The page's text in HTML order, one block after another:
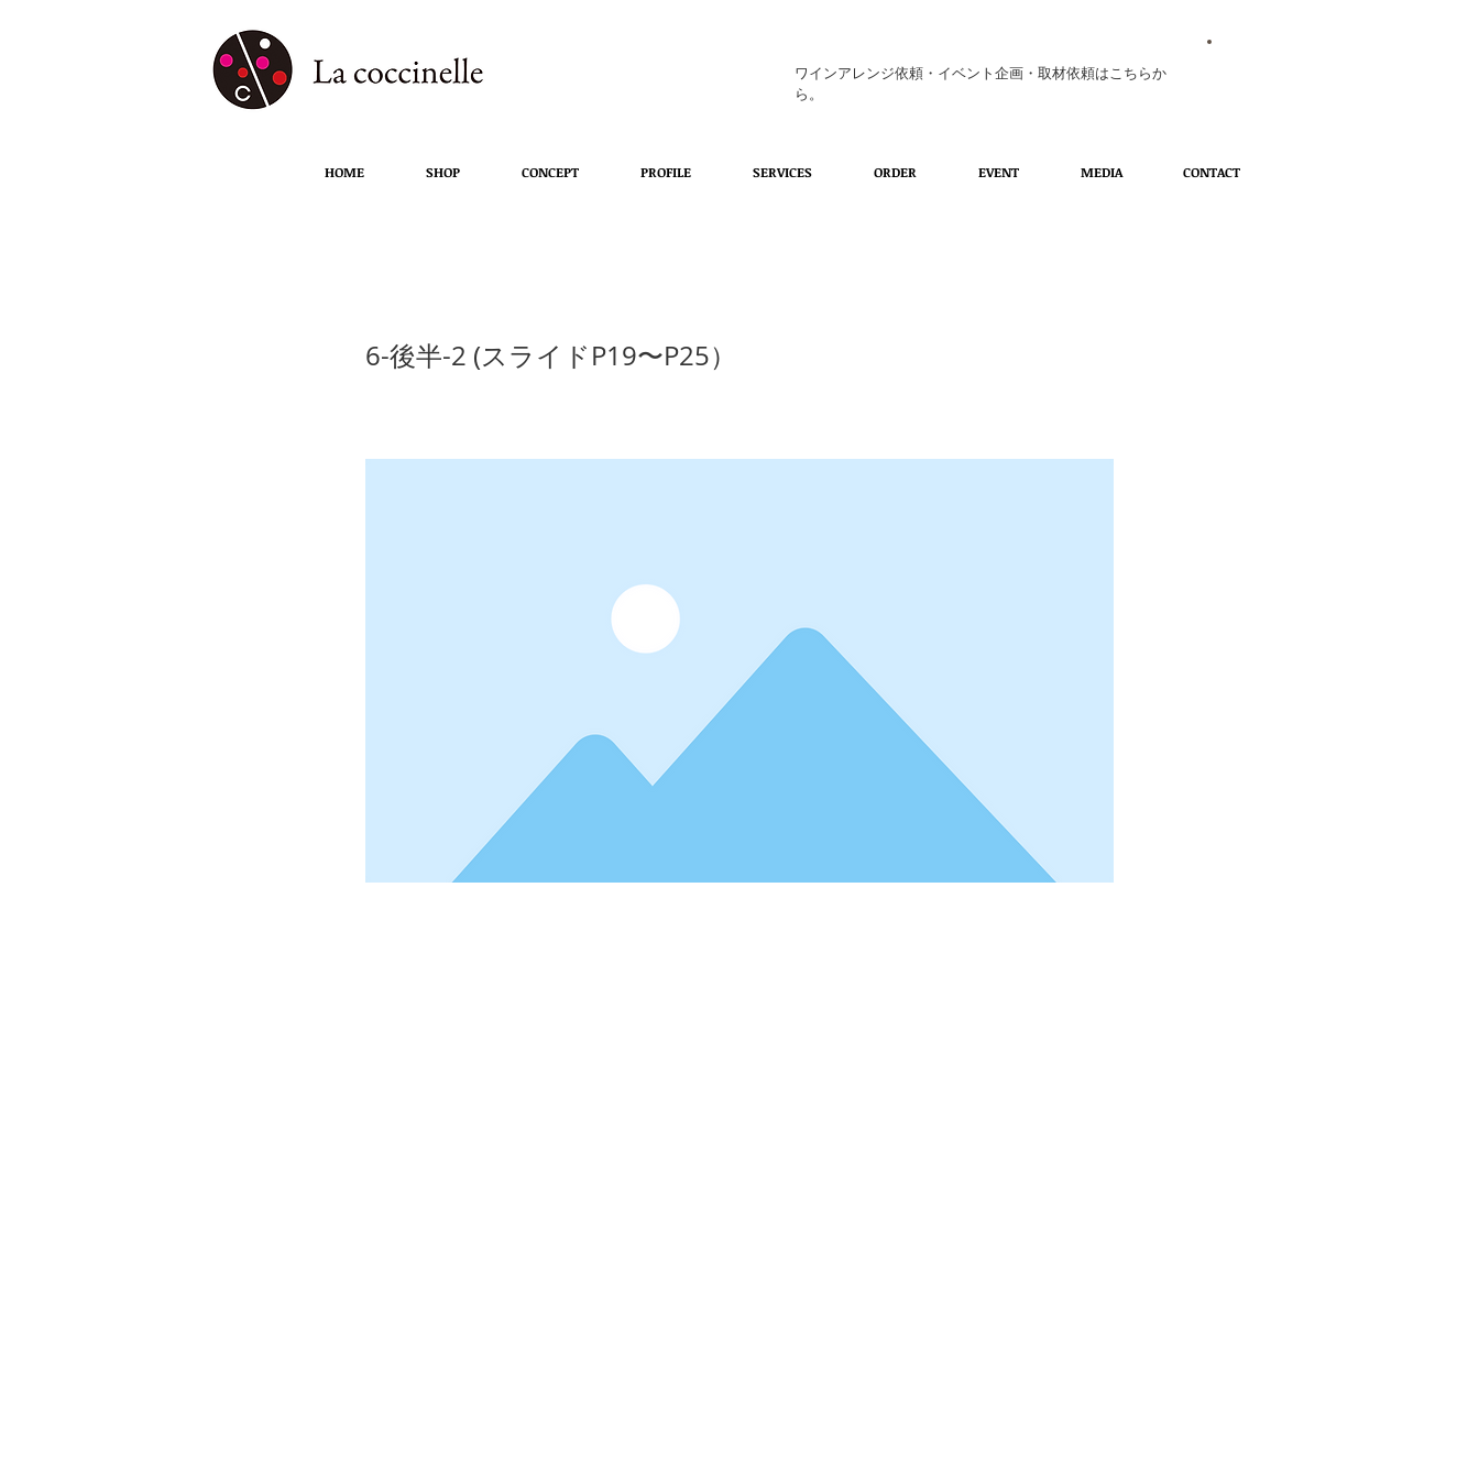
ワインアレンジ依頼・イベント企画・取材依頼はこちらか
ら。
HOME SHOP CONCEPT PROFILE SERVICES ORDER EVENT MEDIA CONTACT
6-後半-2 (スライドP19〜P25）